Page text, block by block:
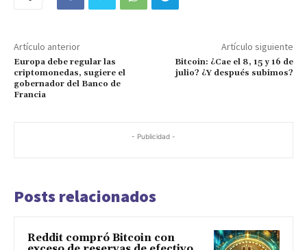
Artículo anterior
Europa debe regular las
criptomonedas, sugiere el
gobernador del Banco de
Francia
Artículo siguiente
Bitcoin: ¿Cae el 8, 15 y 16 de
julio? ¿Y después subimos?
- Publicidad -
Posts relacionados
Reddit compró Bitcoin con